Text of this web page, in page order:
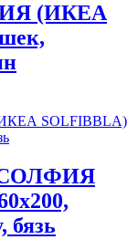
(ИКЕА
СОЛФИЯ
бязь